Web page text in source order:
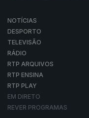
NOTÍCIAS
DESPORTO
TELEVISÃO
RÁDIO
RTP ARQUIVOS
RTP ENSINA
RTP PLAY
EM DIRETO
REVER PROGRAMAS